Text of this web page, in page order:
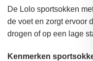
De Lolo sportsokken
de voet en zorgt ervoor
drogen of op een lage
Kenmerken